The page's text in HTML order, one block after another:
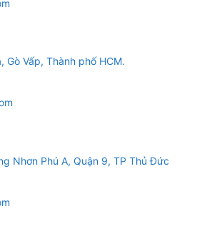
loại nào tốt. Áp suất lốp van
với các tiêu chí khác nhau nhưng
Gò Vấp, Thành phố HCM.
Nhơn Phú A, Quận 9, TP Thủ Đức